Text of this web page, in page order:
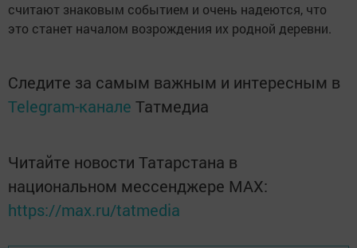
считают знаковым событием и очень надеются, что
это станет началом возрождения их родной деревни.
Следите за самым важным и интересным в
Telegram-канале Татмедиа
Читайте новости Татарстана в
национальном мессенджере MАХ:
https://max.ru/tatmedia